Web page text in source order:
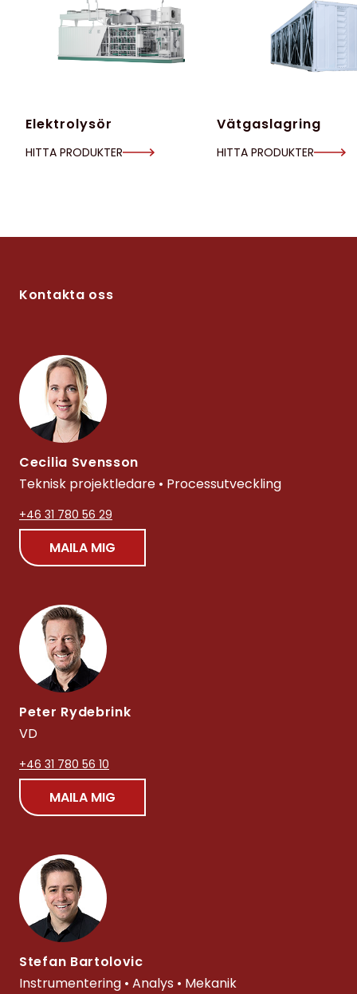
Elektrolysör
HITTA PRODUKTER
Vätgaslagring
HITTA PRODUKTER
Kontakta oss
Cecilia Svensson
Teknisk projektledare • Processutveckling
+46 31 780 56 29
MAILA MIG
Peter Rydebrink
VD
+46 31 780 56 10
MAILA MIG
Stefan Bartolovic
Instrumentering • Analys • Mekanik